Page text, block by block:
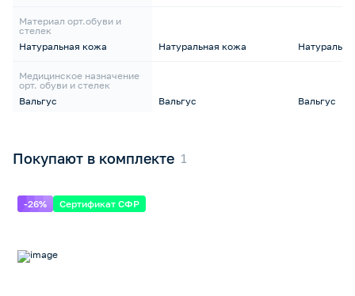
Материал орт.обуви и
стелек
Натуральная кожа
Медицинское назначение
орт. обуви и стелек
Вальгус
Натуральная кожа
Вальгус Вальгус
Покупают в комплекте
-26% Сертификат СФР